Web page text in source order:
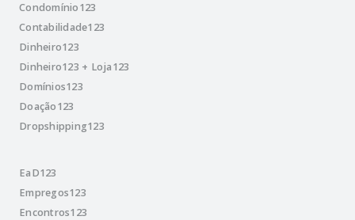
Condomínio123
Contabilidade123
Dinheiro123
Dinheiro123 + Loja123
Domínios123
Doação123
Dropshipping123
EaD123
Empregos123
Encontros123